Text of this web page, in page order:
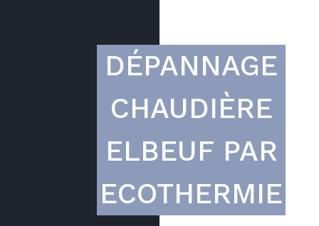
DÉPANNAGE
CHAUDIÈRE
ELBEUF PAR
ECOTHERMIE